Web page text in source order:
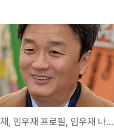
임우재, 임우재 프로필, 임우재 나이, 임우재 이부진, 임우재 근황